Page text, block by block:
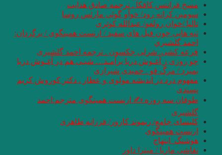
مسخ فرانتس کافکا . ترجمه صادق هدایت
سومین کرانه رود/ خوآو گوئی مارئس روسا
تالپا /خوان رولفو/ عبدالله کوثری
تپه هایی چون فیل های سفید / ارنست همینگوی / برگردان:
احمد گلشيري
قرعه کشی. شرلی جکسون . ترجمه احمد گلشیری
چو روزی ز آغـوش دریا برآمـد… شبـی هم در آغـوش دریا
بمیرد / مرگ قو . حمیدی شیرازی
مفهوم درد در اندیشه مولوی و عطار . دکتر کوروش کریم
پسندی
طوفان سه روزه ✍ ارنست همینگوی مترجم:احمد
گلشیری
کلیسای جامع/ ریموند کارور/ فرزانه طاهری
ارنست همینگوی
هوشنگ_ابتهاج
نقاشی ماریا / میترا داور